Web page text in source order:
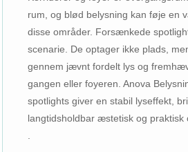
rum, og blød belysning kan føje en
disse områder. Forsænkede
scenarie. De optager ikke plads,
gennem jævnt fordelt lys og
gangen eller foyeren. Anova
spotlights giver en stabil lyseffekt,
langtidsholdbar æstetisk og praktisk
.